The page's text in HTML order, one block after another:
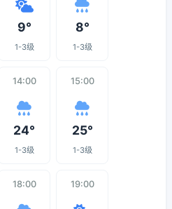
9°
1-3级
8°
1-3级
14:00
24°
1-3级
15:00
25°
1-3级
18:00 19:00